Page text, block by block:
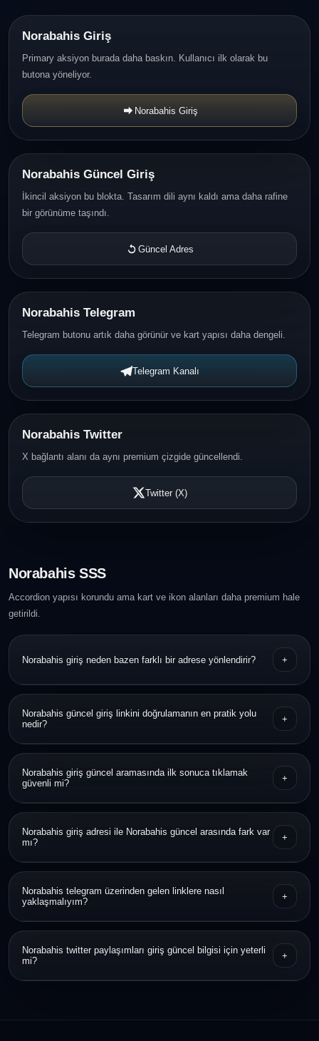
Norabahis Giriş
Primary aksiyon burada daha baskın. Kullanıcı ilk olarak bu
butona yöneliyor.
Norabahis Giriş
Norabahis Güncel Giriş
İkincil aksiyon bu blokta. Tasarım dili aynı kaldı ama daha rafine
bir görünüme taşındı.
Güncel Adres
Norabahis Telegram
Telegram butonu artık daha görünür ve kart yapısı daha dengeli.
Telegram Kanalı
Norabahis Twitter
X bağlantı alanı da aynı premium çizgide güncellendi.
Twitter (X)
Norabahis SSS
Accordion yapısı korundu ama kart ve ikon alanları daha premium hale
getirildi.
Norabahis giriş neden bazen farklı bir adrese yönlendirir? +
yapabilir. Bu nedenle URL doğrulaması önemlidir.
Norabahis güncel giriş linkini doğrulamanın en pratik yolu
nedir?
+
bakmak ve duyuru kaynağıyla karşılaştırmak en pratik yöntemdir.
Norabahis giriş güncel aramasında ilk sonuca tıklamak
güvenli mi?
+
bağlantının yapısını ve görünümünü incelemek daha doğrudur.
Norabahis giriş adresi ile Norabahis güncel arasında fark var
mı?
+
güncel ise o dönem kullanılan en yeni bağlantıya işaret eder.
Norabahis telegram üzerinden gelen linklere nasıl
yaklaşmalıyım?
+
işlem yapılmaması daha güvenlidir.
Norabahis twitter paylaşımları giriş güncel bilgisi için yeterli
mi?
+